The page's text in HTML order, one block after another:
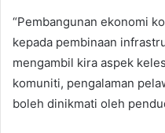
“Pembangunan ekonomi
kepada pembinaan
mengambil kira aspek
komuniti, pengalaman
boleh dinikmati oleh